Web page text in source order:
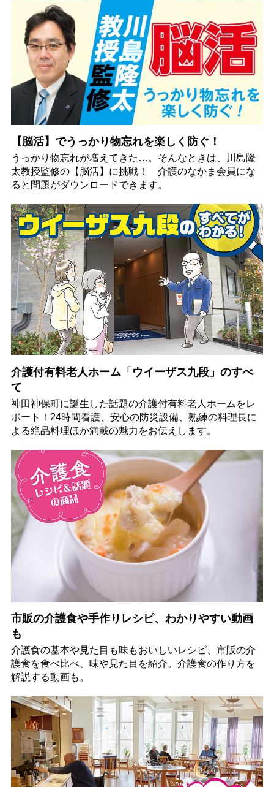
【脳活】でうっかり物忘れを楽しく防ぐ！
うっかり物忘れが増えてきた…。そんなときは、川島隆
太教授監修の【脳活】に挑戦！ 介護のなかま会員にな
ると問題がダウンロードできます。
介護付有料老人ホーム「ウイーザス九段」のすべ
て
神田神保町に誕生した話題の介護付有料老人ホームをレ
ポート！24時間看護、安心の防災設備、熟練の料理長に
よる絶品料理ほか満載の魅力をお伝えします。
市販の介護食や手作りレシピ、わかりやすい動画
も
介護食の基本や見た目も味もおいしいレシピ、市販の介
護食を食べ比べ、味や見た目を紹介。介護食の作り方を
解説する動画も。